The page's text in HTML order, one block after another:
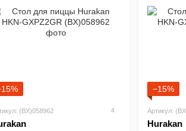
(BX)058962 4
−15%
Артикул:
Hurakan